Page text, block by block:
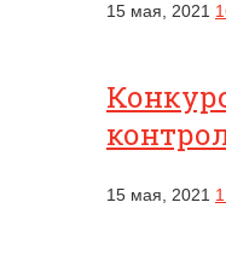
15 мая, 2021
15 мая, 2021